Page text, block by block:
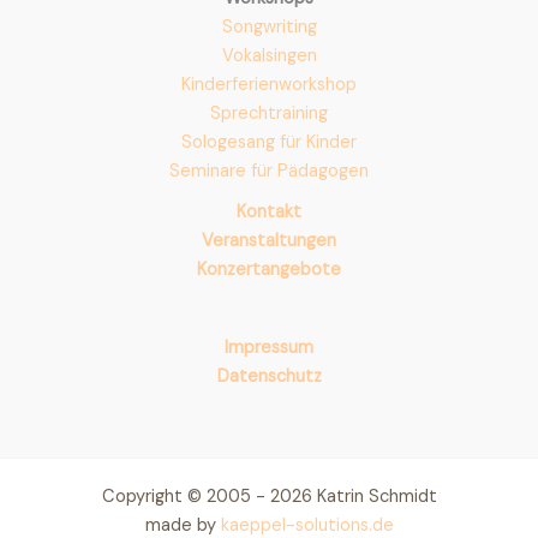
Songwriting
Vokalsingen
Kinderferienworkshop
Sprechtraining
Sologesang für Kinder
Seminare für Pädagogen
Kontakt
Veranstaltungen
Konzertangebote
Impressum
Datenschutz
Copyright © 2005 - 2026 Katrin Schmidt
made by kaeppel-solutions.de